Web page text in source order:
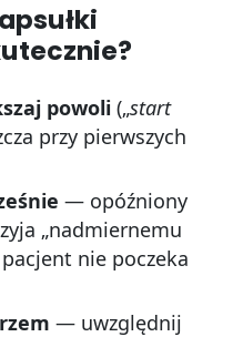
powoli („start
przy pierwszych
— opóźniony
„nadmiernemu
nie poczeka
— uwzględnij